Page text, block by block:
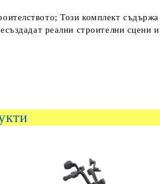
Този комплект
реални строителни сцени